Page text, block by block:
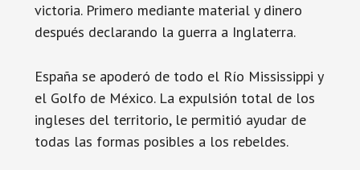
victoria. Primero mediante material y dinero
después declarando la guerra a Inglaterra.
España se apoderó de todo el Río Mississippi y
el Golfo de México. La expulsión total de los
ingleses del territorio, le permitió ayudar de
todas las formas posibles a los rebeldes.